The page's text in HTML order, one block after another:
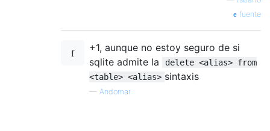
fuente
+1, aunque no estoy seguro de si
sqlite admite la
delete <alias> from
<table> <alias> sintaxis
— Andomar